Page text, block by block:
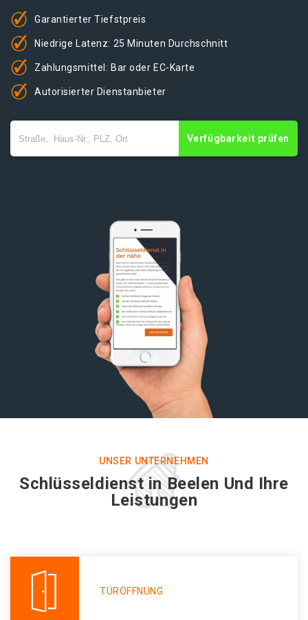
Garantierter Tiefstpreis
Niedrige Latenz: 25 Minuten Durchschnitt
Zahlungsmittel: Bar oder EC-Karte
Autorisierter Dienstanbieter
Verfügbarkeit prüfen
UNSER UNTERNEHMEN
Schlüsseldienst in Beelen Und Ihre
Leistungen
TÜRÖFFNUNG